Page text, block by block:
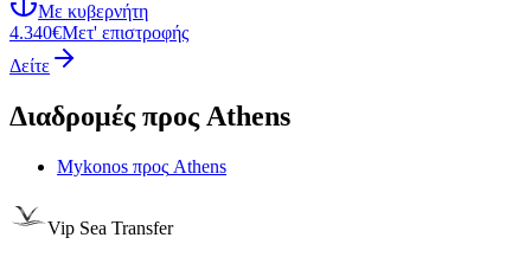
Με κυβερνήτη
4.340€Μετ' επιστροφής
Δείτε
Διαδρομές προς Athens
Mykonos προς Athens
Vip Sea Transfer